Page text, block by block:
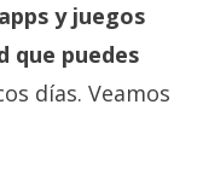
apps y juegos
que puedes
días. Veamos